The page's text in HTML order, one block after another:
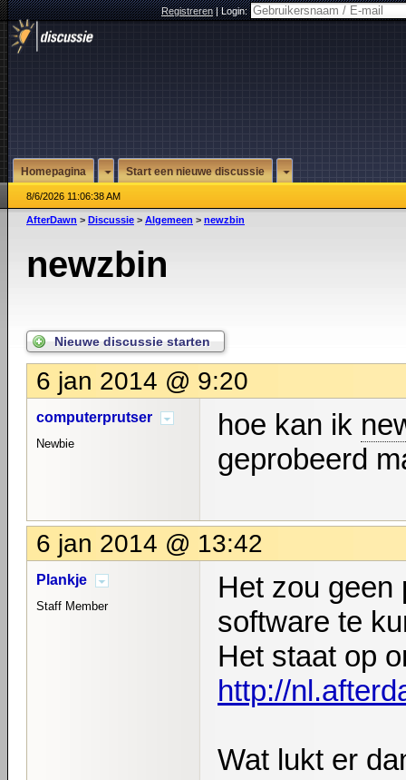
Registreren|Login:
Homepagina Start een nieuwe discussie
8/6/2026 11:06:38 AM
AfterDawn > Discussie > Algemeen > newzbin
newzbin
Nieuwe discussie starten
6 jan 2014 @ 9:20
computerprutser
Newbie
hoe kan ik
geprobeerd
6 jan 2014 @ 13:42
Plankje
Staff Member
Het zou geen
software te
Het staat op
http://
Wat lukt er